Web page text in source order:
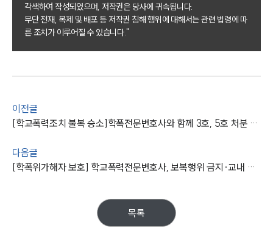
고객의 소리
주요 업무사례
사례분석/최신동향
각색하여 작성되었으며, 저작권은 당사에 귀속됩니다.
무단 전재, 복제 및 배포 등 저작권 침해 행위에 대해서는 관련 법령에 따
른 조치가 이루어질 수 있습니다."
이전글
[학교폭력조치 불복 승소]학폭전문변호사와 함께 3호, 5호 처분 집행정지받은 의뢰인
다음글
[학폭위가해자 보호] 학교폭력전문변호사, 보복행위 금지·교내 봉사 등 가벼운 처분받음
목록